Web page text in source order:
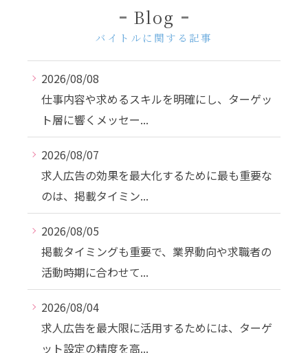
Blog
バイトルに関する記事
2026/08/08
仕事内容や求めるスキルを明確にし、ターゲッ
ト層に響くメッセー...
2026/08/07
求人広告の効果を最大化するために最も重要な
のは、掲載タイミン...
2026/08/05
掲載タイミングも重要で、業界動向や求職者の
活動時期に合わせて...
2026/08/04
求人広告を最大限に活用するためには、ターゲ
ット設定の精度を高...